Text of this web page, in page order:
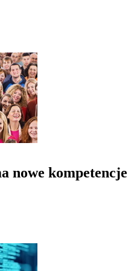
nowe kompetencje